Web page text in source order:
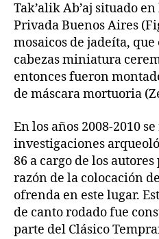
Tak’alik Ab’aj situado
Privada Buenos Aires
mosaicos de jadeíta,
cabezas miniatura
entonces fueron
de máscara mortuoria
En los años 2008-2010
investigaciones
86 a cargo de los
razón de la colocación
ofrenda en este lugar.
de canto rodado fue
parte del Clásico